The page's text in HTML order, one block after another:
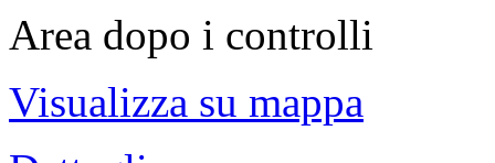
Area dopo i controlli
Visualizza su mappa